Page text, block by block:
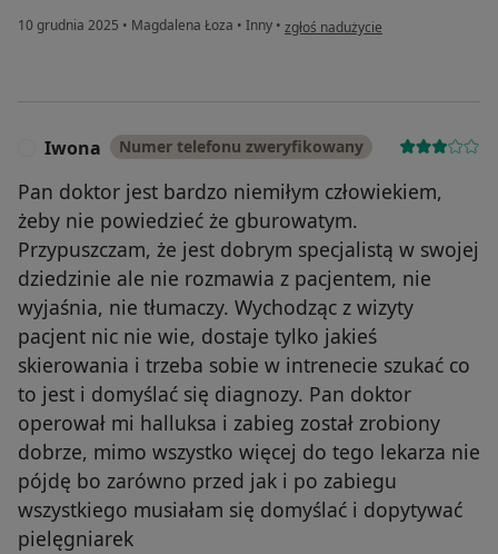
10 grudnia 2025 • Magdalena Łoza • Inny • w opinii użytkownika Dorota M.
zgłoś nadużycie
Iwona Numer telefonu zweryfikowany
Pan doktor jest bardzo niemiłym człowiekiem,
żeby nie powiedzieć że gburowatym.
Przypuszczam, że jest dobrym specjalistą w swojej
dziedzinie ale nie rozmawia z pacjentem, nie
wyjaśnia, nie tłumaczy. Wychodząc z wizyty
pacjent nic nie wie, dostaje tylko jakieś
skierowania i trzeba sobie w intrenecie szukać co
to jest i domyślać się diagnozy. Pan doktor
operował mi halluksa i zabieg został zrobiony
dobrze, mimo wszystko więcej do tego lekarza nie
pójdę bo zarówno przed jak i po zabiegu
wszystkiego musiałam się domyślać i dopytywać
pielęgniarek